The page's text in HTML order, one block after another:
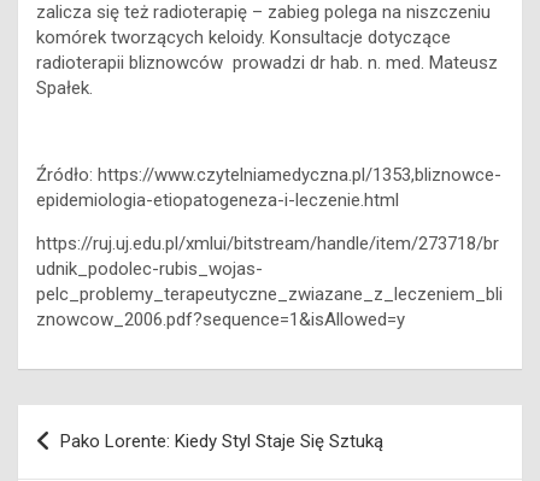
zalicza się też radioterapię – zabieg polega na niszczeniu
komórek tworzących keloidy. Konsultacje dotyczące
radioterapii bliznowców prowadzi dr hab. n. med. Mateusz
Spałek.
Źródło: https://www.czytelniamedyczna.pl/1353,bliznowce-
epidemiologia-etiopatogeneza-i-leczenie.html
https://ruj.uj.edu.pl/xmlui/bitstream/handle/item/273718/br
udnik_podolec-rubis_wojas-
pelc_problemy_terapeutyczne_zwiazane_z_leczeniem_bli
znowcow_2006.pdf?sequence=1&isAllowed=y
Nawigacja
wpisu
Pako Lorente: Kiedy Styl Staje Się Sztuką